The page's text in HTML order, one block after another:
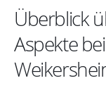
Überblick
Aspekte